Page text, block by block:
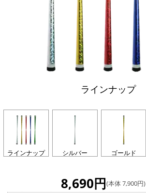
ラインナップ
ラインナップ シルバー ゴールド
8,690円(本体 7,900円)